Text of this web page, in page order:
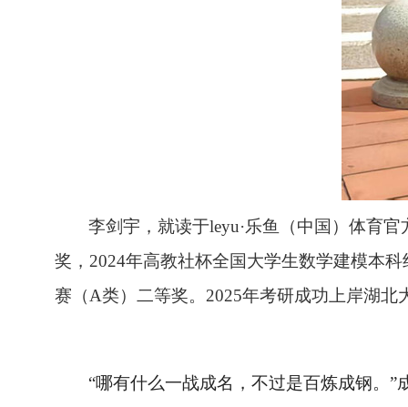
李剑宇，就读于leyu·乐鱼（中国）体育
奖， 2024年高教社杯全国大学生数学建模本科
赛（A类）二等奖。 2025年考研成功上岸湖北
“哪有什么一战成名，不过是百炼成钢。